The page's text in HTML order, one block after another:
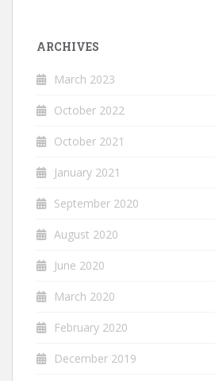
ARCHIVES
March 2023
October 2022
October 2021
January 2021
September 2020
August 2020
June 2020
March 2020
February 2020
December 2019